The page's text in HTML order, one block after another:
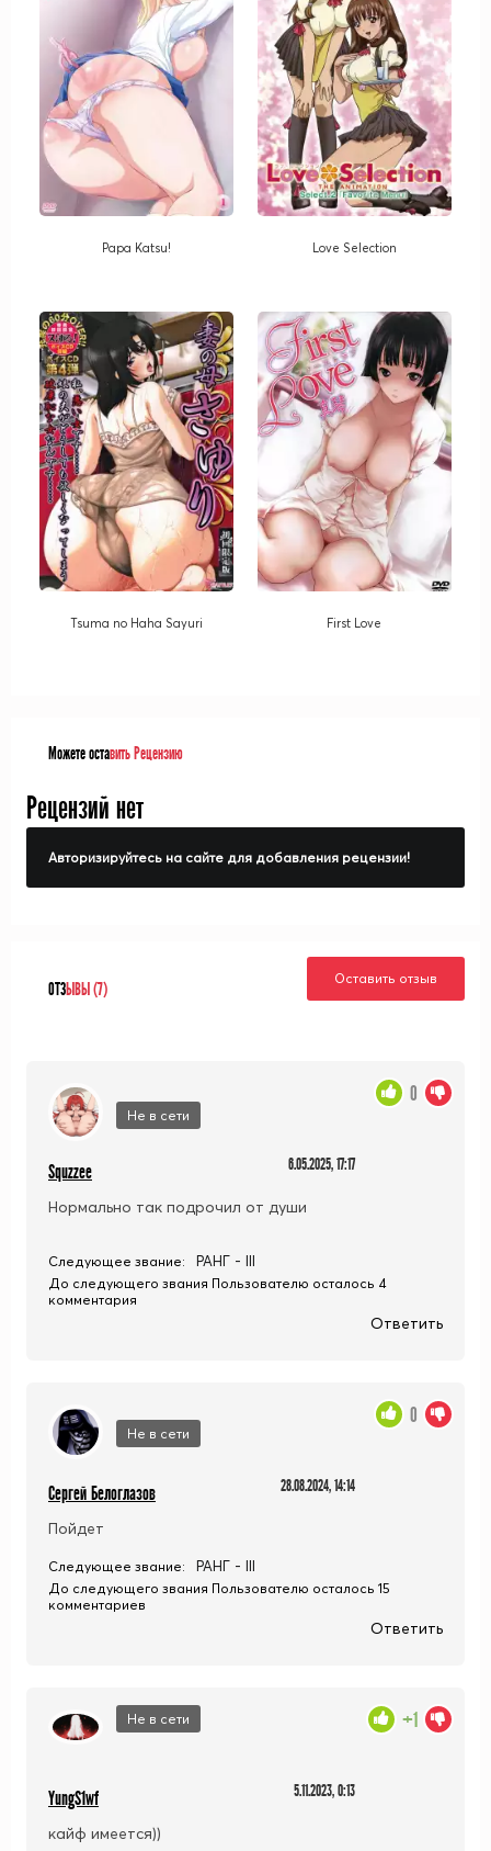
Papa Katsu! Love Selection
Tsuma no Haha Sayuri First Love
Можете оставить Рецензию
Рецензий нет
Авторизируйтесь на сайте для добавления рецензии!
ОТЗЫВЫ (7)
Оставить отзыв
Не в сети
Squzzee 6.05.2025, 17:17
Нормально так подрочил от души
0
Следующее звание: РАНГ - III
До следующего звания Пользователю осталось 4
комментария
Ответить
Не в сети
Сергей Белоглазов 28.08.2024, 14:14
Пойдет
0
Следующее звание: РАНГ - III
До следующего звания Пользователю осталось 15
комментариев
Ответить
Не в сети
YungS1wf 5.11.2023, 0:13
кайф имеется))
+1